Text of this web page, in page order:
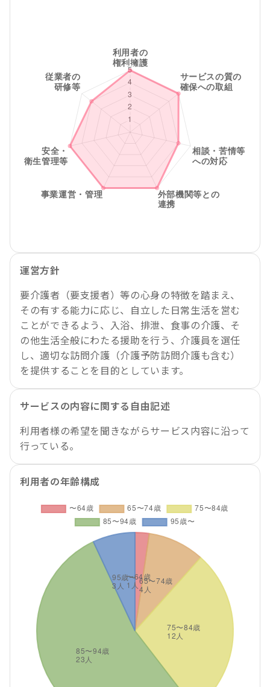
運営方針
要介護者（要支援者）等の心身の特徴を踏まえ、
その有する能力に応じ、自立した日常生活を営む
ことができるよう、入浴、排泄、食事の介護、そ
の他生活全般にわたる援助を行う、介護員を選任
し、適切な訪問介護（介護予防訪問介護も含む）
を提供することを目的としています。
サービスの内容に関する自由記述
利用者様の希望を聞きながらサービス内容に沿って
行っている。
利用者の年齢構成